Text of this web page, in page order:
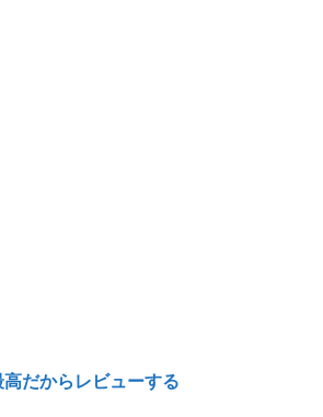
だからレビューする